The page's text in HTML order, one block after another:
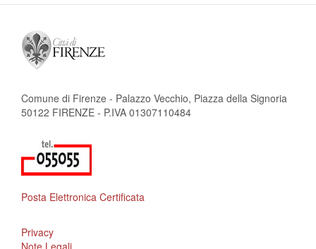
Comune di Firenze - Palazzo Vecchio, Piazza della Signoria
50122 FIRENZE - P.IVA 01307110484
Posta Elettronica Certificata
Privacy
Note Legali